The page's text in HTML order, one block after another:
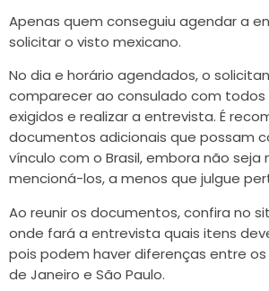
Apenas quem conseguiu agendar a
solicitar o visto mexicano.
No dia e horário agendados, o
comparecer ao consulado com
exigidos e realizar a entrevista. É
documentos adicionais que possam
vínculo com o Brasil, embora não seja
mencioná-los, a menos que julgue
Ao reunir os documentos, confira no
onde fará a entrevista quais itens
pois podem haver diferenças entre os
de Janeiro e São Paulo.